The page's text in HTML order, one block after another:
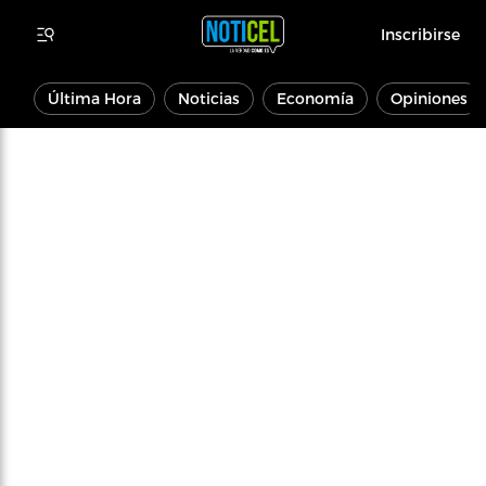
Inscribirse
Última Hora Noticias Economía Opiniones